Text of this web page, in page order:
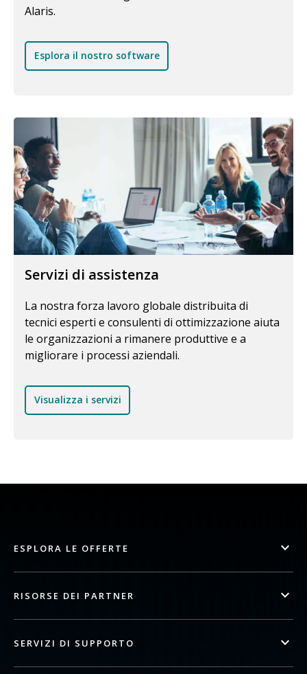
Alaris.
Esplora il nostro software
Servizi di assistenza
La nostra forza lavoro globale distribuita di
tecnici esperti e consulenti di ottimizzazione aiuta
le organizzazioni a rimanere produttive e a
migliorare i processi aziendali.
Visualizza i servizi
ESPLORA LE OFFERTE
RISORSE DEI PARTNER
SERVIZI DI SUPPORTO